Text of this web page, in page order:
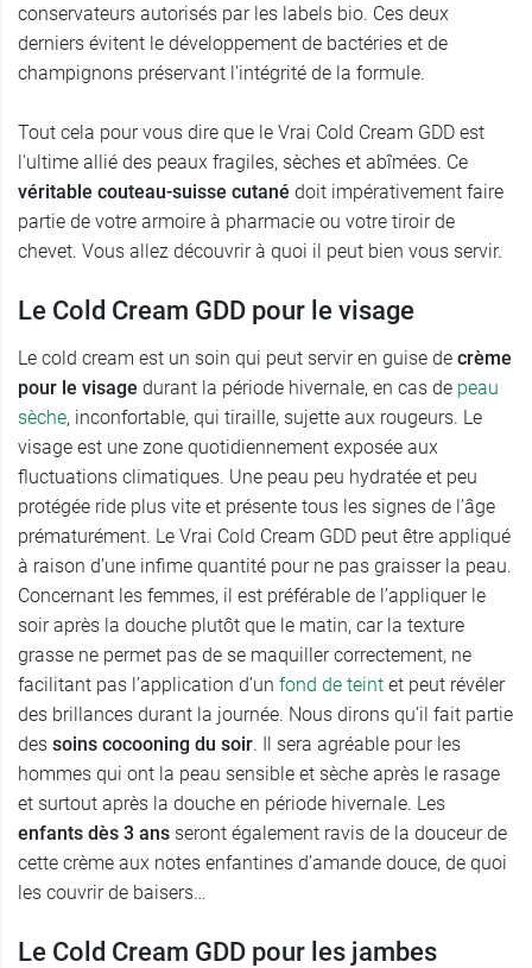
conservateurs autorisés par les labels bio. Ces deux
derniers évitent le développement de bactéries et de
champignons préservant l'intégrité de la formule.
Tout cela pour vous dire que le Vrai Cold Cream GDD est
l'ultime allié des peaux fragiles, sèches et abîmées. Ce
véritable couteau-suisse cutané doit impérativement faire
partie de votre armoire à pharmacie ou votre tiroir de
chevet. Vous allez découvrir à quoi il peut bien vous servir.
Le Cold Cream GDD pour le visage
Le cold cream est un soin qui peut servir en guise de crème
pour le visage durant la période hivernale, en cas de peau
sèche, inconfortable, qui tiraille, sujette aux rougeurs. Le
visage est une zone quotidiennement exposée aux
fluctuations climatiques. Une peau peu hydratée et peu
protégée ride plus vite et présente tous les signes de l’âge
prématurément. Le Vrai Cold Cream GDD peut être appliqué
à raison d’une infime quantité pour ne pas graisser la peau.
Concernant les femmes, il est préférable de l’appliquer le
soir après la douche plutôt que le matin, car la texture
grasse ne permet pas de se maquiller correctement, ne
facilitant pas l’application d’un fond de teint et peut révéler
des brillances durant la journée. Nous dirons qu’il fait partie
des soins cocooning du soir. Il sera agréable pour les
hommes qui ont la peau sensible et sèche après le rasage
et surtout après la douche en période hivernale. Les
enfants dès 3 ans seront également ravis de la douceur de
cette crème aux notes enfantines d’amande douce, de quoi
les couvrir de baisers…
Le Cold Cream GDD pour les jambes